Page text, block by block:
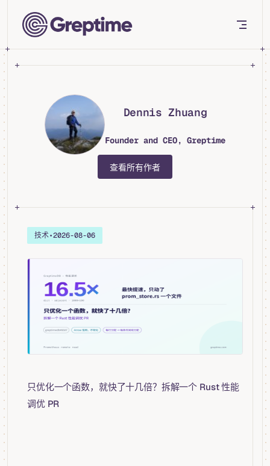
Skip to content
Dennis Zhuang
Founder and CEO, Greptime
查看所有作者
技术•2026-08-06
只优化一个函数，就快了十几倍？拆解一个 Rust 性能
调优 PR